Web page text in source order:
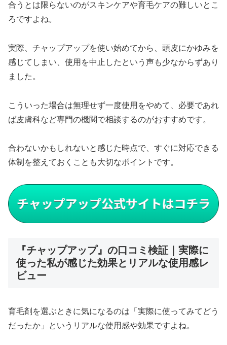
合うとは限らないのがスキンケアや育毛ケアの難しいとこ
ろですよね。
実際、チャップアップを使い始めてから、頭皮にかゆみを
感じてしまい、使用を中止したという声も少なからずあり
ました。
こういった場合は無理せず一度使用をやめて、必要であれ
ば皮膚科など専門の機関で相談するのがおすすめです。
合わないかもしれないと感じた時点で、すぐに対応できる
体制を整えておくことも大切なポイントです。
『チャップアップ』の口コミ検証｜実際に
使った私が感じた効果とリアルな使用感レ
ビュー
育毛剤を選ぶときに気になるのは「実際に使ってみてどう
だったか」というリアルな使用感や効果ですよね。